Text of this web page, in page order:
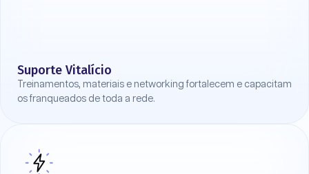
Suporte Vitalício
Treinamentos, materiais e networking fortalecem e capacitam
os franqueados de toda a rede.